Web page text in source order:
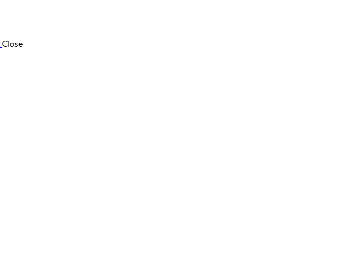
Close